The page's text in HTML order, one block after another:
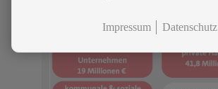
Impressum Datenschutz